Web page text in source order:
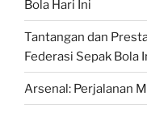
Bola Hari Ini
Tantangan dan
Federasi Sepak Bola
Arsenal: Perjalanan